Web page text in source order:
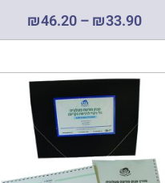
₪33.90
–
₪46.20